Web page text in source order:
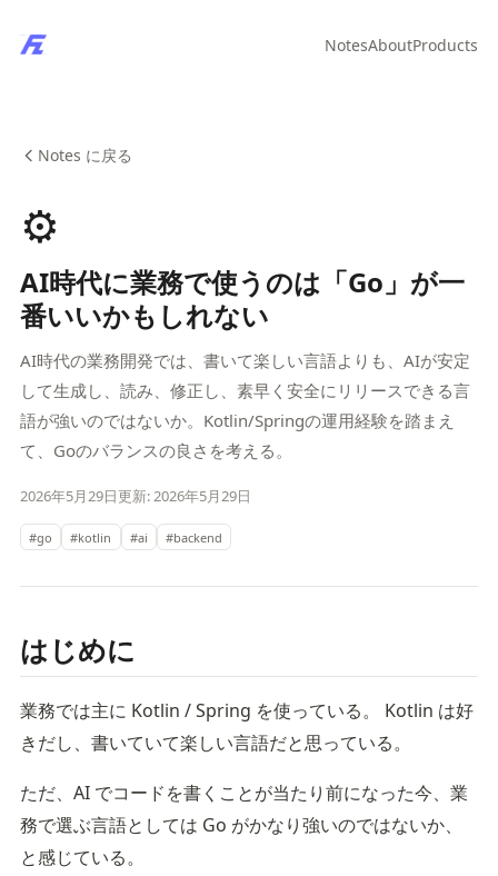
NotesAboutProducts
Notes に戻る
⚙️
AI時代に業務で使うのは「Go」が一
番いいかもしれない
AI時代の業務開発では、書いて楽しい言語よりも、AIが安定
して生成し、読み、修正し、素早く安全にリリースできる言
語が強いのではないか。Kotlin/Springの運用経験を踏まえ
て、Goのバランスの良さを考える。
2026年5月29日更新: 2026年5月29日
#go #kotlin #ai #backend
はじめに
業務では主に Kotlin / Spring を使っている。 Kotlin は好
きだし、書いていて楽しい言語だと思っている。
ただ、AI でコードを書くことが当たり前になった今、業
務で選ぶ言語としては Go がかなり強いのではないか、
と感じている。